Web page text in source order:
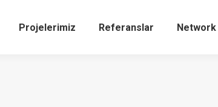
Projelerimiz Referanslar Network